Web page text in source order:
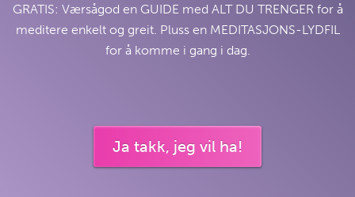
GRATIS: Værsågod en GUIDE med ALT DU TRENGER for å
meditere enkelt og greit. Pluss en MEDITASJONS-LYDFIL
for å komme i gang i dag.
Ja takk, jeg vil ha!